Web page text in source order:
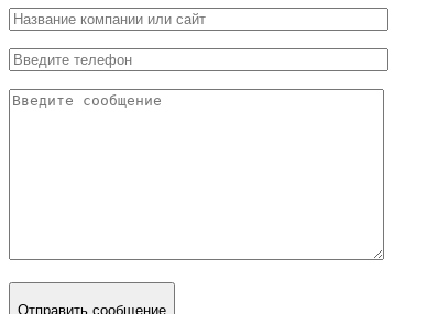
Отправить сообщение